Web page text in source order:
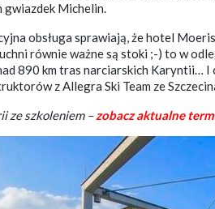
gwiazdek Michelin.
obsługa sprawiają, że hotel
równie ważne są stoki ;-) to w
890 km tras narciarskich Karyntii…
z Allegra Ski Team ze
ze szkoleniem –zobacz aktualne